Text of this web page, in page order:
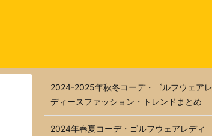
2024-2025年秋冬コーデ・ゴルフウェアレ
ディースファッション・トレンドまとめ
2024年春夏コーデ・ゴルフウェアレディ